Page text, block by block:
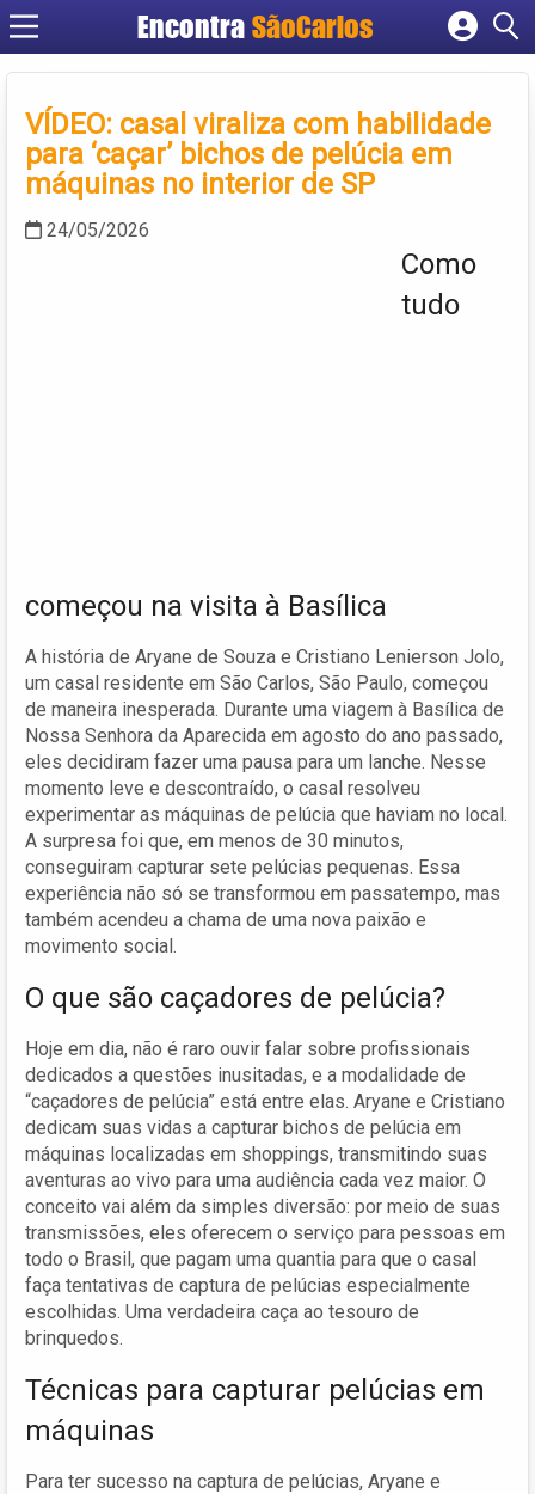
EncontraSãoCarlos
Cadastrar empresa
Criar conta
VÍDEO: casal viraliza com habilidade
para ‘caçar’ bichos de pelúcia em
máquinas no interior de SP
24/05/2026
Como
tudo
começou na visita à Basílica
A história de Aryane de Souza e Cristiano Lenierson Jolo,
um casal residente em São Carlos, São Paulo, começou
de maneira inesperada. Durante uma viagem à Basílica de
Nossa Senhora da Aparecida em agosto do ano passado,
eles decidiram fazer uma pausa para um lanche. Nesse
momento leve e descontraído, o casal resolveu
experimentar as máquinas de pelúcia que haviam no local.
A surpresa foi que, em menos de 30 minutos,
conseguiram capturar sete pelúcias pequenas. Essa
experiência não só se transformou em passatempo, mas
também acendeu a chama de uma nova paixão e
movimento social.
O que são caçadores de pelúcia?
Hoje em dia, não é raro ouvir falar sobre profissionais
dedicados a questões inusitadas, e a modalidade de
“caçadores de pelúcia” está entre elas. Aryane e Cristiano
dedicam suas vidas a capturar bichos de pelúcia em
máquinas localizadas em shoppings, transmitindo suas
aventuras ao vivo para uma audiência cada vez maior. O
conceito vai além da simples diversão: por meio de suas
transmissões, eles oferecem o serviço para pessoas em
todo o Brasil, que pagam uma quantia para que o casal
faça tentativas de captura de pelúcias especialmente
escolhidas. Uma verdadeira caça ao tesouro de
brinquedos.
Técnicas para capturar pelúcias em
máquinas
Para ter sucesso na captura de pelúcias, Aryane e